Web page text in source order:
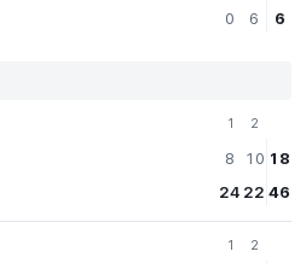
0
6
6
1
8
24
2
10
22
18
46
1 2